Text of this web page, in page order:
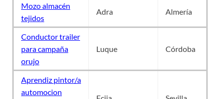
Mozo almacén
tejidos
Adra Almería
Conductor trailer
para campaña
orujo
Luque Córdoba
Aprendiz pintor/a
automocion